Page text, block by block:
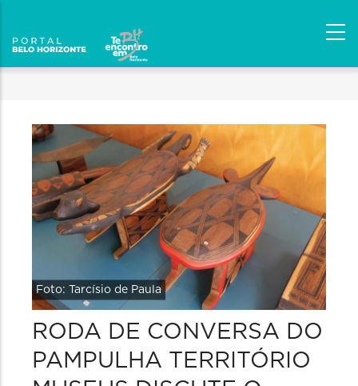
Foto: Tarcísio de Paula
RODA DE CONVERSA DO
PAMPULHA TERRITÓRIO